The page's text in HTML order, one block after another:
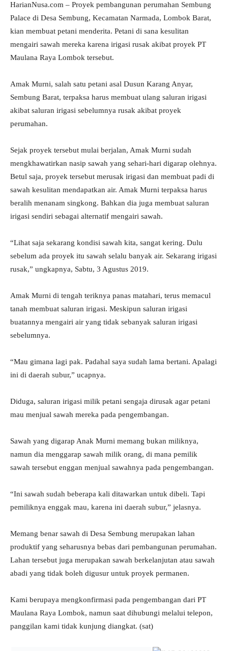
HarianNusa.com – Proyek pembangunan perumahan Sembung
Palace di Desa Sembung, Kecamatan Narmada, Lombok Barat,
kian membuat petani menderita. Petani di sana kesulitan
mengairi sawah mereka karena irigasi rusak akibat proyek PT
Maulana Raya Lombok tersebut.
Amak Murni, salah satu petani asal Dusun Karang Anyar,
Sembung Barat, terpaksa harus membuat ulang saluran irigasi
akibat saluran irigasi sebelumnya rusak akibat proyek
perumahan.
Sejak proyek tersebut mulai berjalan, Amak Murni sudah
mengkhawatirkan nasip sawah yang sehari-hari digarap olehnya.
Betul saja, proyek tersebut merusak irigasi dan membuat padi di
sawah kesulitan mendapatkan air. Amak Murni terpaksa harus
beralih menanam singkong. Bahkan dia juga membuat saluran
irigasi sendiri sebagai alternatif mengairi sawah.
“Lihat saja sekarang kondisi sawah kita, sangat kering. Dulu
sebelum ada proyek itu sawah selalu banyak air. Sekarang irigasi
rusak,” ungkapnya, Sabtu, 3 Agustus 2019.
Amak Murni di tengah teriknya panas matahari, terus memacul
tanah membuat saluran irigasi. Meskipun saluran irigasi
buatannya mengairi air yang tidak sebanyak saluran irigasi
sebelumnya.
“Mau gimana lagi pak. Padahal saya sudah lama bertani. Apalagi
ini di daerah subur,” ucapnya.
Diduga, saluran irigasi milik petani sengaja dirusak agar petani
mau menjual sawah mereka pada pengembangan.
Sawah yang digarap Anak Murni memang bukan miliknya,
namun dia menggarap sawah milik orang, di mana pemilik
sawah tersebut enggan menjual sawahnya pada pengembangan.
“Ini sawah sudah beberapa kali ditawarkan untuk dibeli. Tapi
pemiliknya enggak mau, karena ini daerah subur,” jelasnya.
Memang benar sawah di Desa Sembung merupakan lahan
produktif yang seharusnya bebas dari pembangunan perumahan.
Lahan tersebut juga merupakan sawah berkelanjutan atau sawah
abadi yang tidak boleh digusur untuk proyek permanen.
Kami berupaya mengkonfirmasi pada pengembangan dari PT
Maulana Raya Lombok, namun saat dihubungi melalui telepon,
panggilan kami tidak kunjung diangkat. (sat)